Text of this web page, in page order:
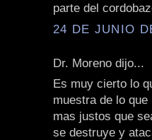
parte del
24 DE JUNIO
Dr. Moreno dijo...
Es muy cierto lo
muestra de lo
mas justos que
se destruye y